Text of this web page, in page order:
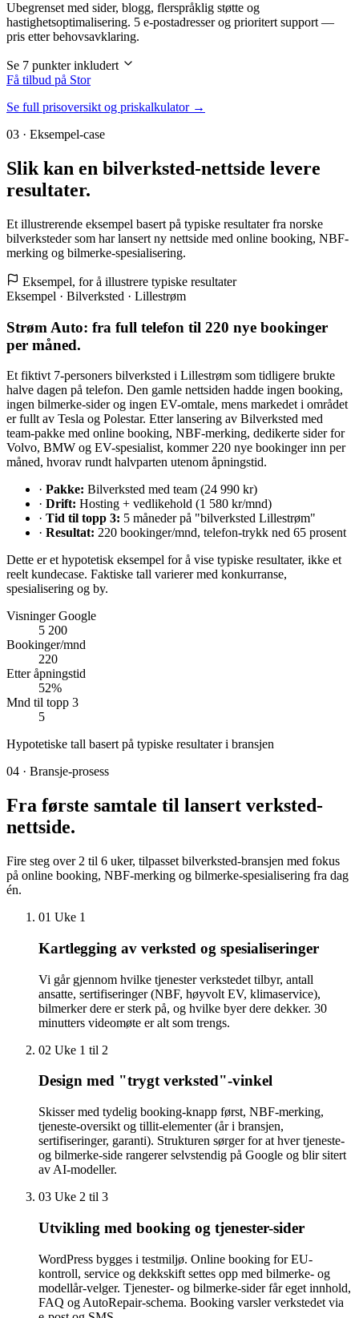
Ubegrenset med sider, blogg, flerspråklig støtte og
hastighetsoptimalisering. 5 e-postadresser og prioritert support —
pris etter behovsavklaring.
Se 7 punkter inkludert
Få tilbud på Stor
Se full prisoversikt og priskalkulator →
03 · Eksempel-case
Slik kan en bilverksted-nettside levere
resultater.
Et illustrerende eksempel basert på typiske resultater fra norske
bilverksteder som har lansert ny nettside med online booking, NBF-
merking og bilmerke-spesialisering.
Eksempel, for å illustrere typiske resultater
Eksempel · Bilverksted · Lillestrøm
Strøm Auto: fra full telefon til 220 nye bookinger
per måned.
Et fiktivt 7-personers bilverksted i Lillestrøm som tidligere brukte
halve dagen på telefon. Den gamle nettsiden hadde ingen booking,
ingen bilmerke-sider og ingen EV-omtale, mens markedet i området
er fullt av Tesla og Polestar. Etter lansering av Bilverksted med
team-pakke med online booking, NBF-merking, dedikerte sider for
Volvo, BMW og EV-spesialist, kommer 220 nye bookinger inn per
måned, hvorav rundt halvparten utenom åpningstid.
· Pakke: Bilverksted med team (24 990 kr)
· Drift: Hosting + vedlikehold (1 580 kr/mnd)
· Tid til topp 3: 5 måneder på "bilverksted Lillestrøm"
· Resultat: 220 bookinger/mnd, telefon-trykk ned 65 prosent
Dette er et hypotetisk eksempel for å vise typiske resultater, ikke et
reelt kundecase. Faktiske tall varierer med konkurranse,
spesialisering og by.
Visninger Google
5 200
Bookinger/mnd
220
Etter åpningstid
52%
Mnd til topp 3
5
Hypotetiske tall basert på typiske resultater i bransjen
04 · Bransje-prosess
Fra første samtale til lansert verksted-
nettside.
Fire steg over 2 til 6 uker, tilpasset bilverksted-bransjen med fokus
på online booking, NBF-merking og bilmerke-spesialisering fra dag
én.
01 Uke 1
Kartlegging av verksted og spesialiseringer
Vi går gjennom hvilke tjenester verkstedet tilbyr, antall
ansatte, sertifiseringer (NBF, høyvolt EV, klimaservice),
bilmerker dere er sterk på, og hvilke byer dere dekker. 30
minutters videomøte er alt som trengs.
02 Uke 1 til 2
Design med "trygt verksted"-vinkel
Skisser med tydelig booking-knapp først, NBF-merking,
tjeneste-oversikt og tillit-elementer (år i bransjen,
sertifiseringer, garanti). Strukturen sørger for at hver tjeneste-
og bilmerke-side rangerer selvstendig på Google og blir sitert
av AI-modeller.
03 Uke 2 til 3
Utvikling med booking og tjenester-sider
WordPress bygges i testmiljø. Online booking for EU-
kontroll, service og dekkskift settes opp med bilmerke- og
modellår-velger. Tjenester- og bilmerke-sider får eget innhold,
FAQ og AutoRepair-schema. Booking varsler verkstedet via